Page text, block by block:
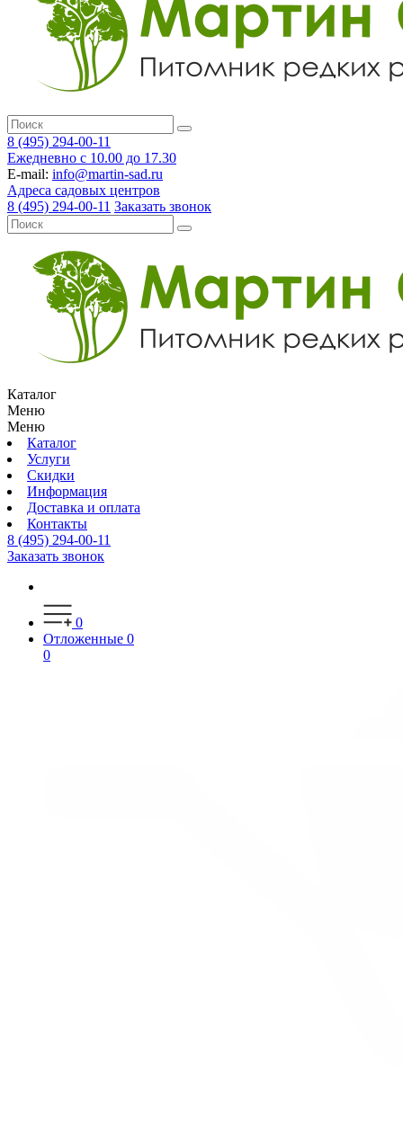
8 (495) 294-00-11
Ежедневно с 10.00 до 17.30
E-mail: info@martin-sad.ru
Адреса садовых центров
8 (495) 294-00-11 Заказать звонок
Каталог
Меню
Меню
Каталог
Услуги
Скидки
Информация
Доставка и оплата
Контакты
8 (495) 294-00-11
Заказать звонок
0
Отложенные 0
0